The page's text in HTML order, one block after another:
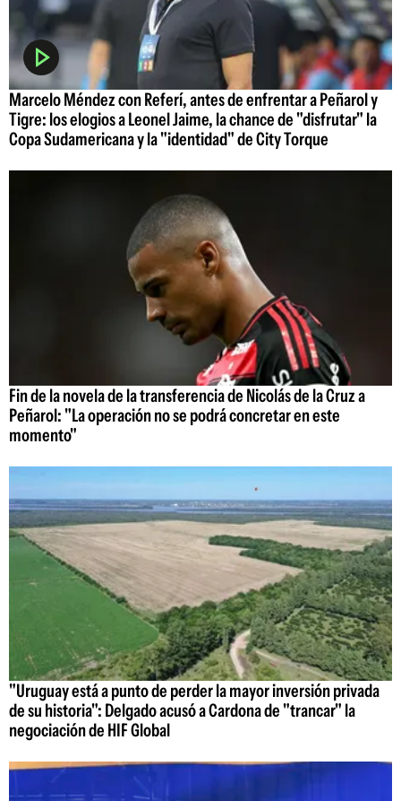
Marcelo Méndez con Referí, antes de enfrentar a Peñarol y
Tigre: los elogios a Leonel Jaime, la chance de "disfrutar" la
Copa Sudamericana y la "identidad" de City Torque
Fin de la novela de la transferencia de Nicolás de la Cruz a
Peñarol: "La operación no se podrá concretar en este
momento"
"Uruguay está a punto de perder la mayor inversión privada
de su historia": Delgado acusó a Cardona de "trancar" la
negociación de HIF Global